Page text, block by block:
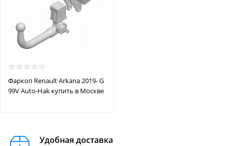
Фаркоп Renault Arkana 2019- G
99V Auto-Hak купить в Москве
Удобная доставка